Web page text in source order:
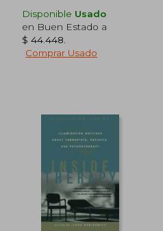
50%
Disponible Usado
en Buen Estado a
$ 44.448
Comprar Usado